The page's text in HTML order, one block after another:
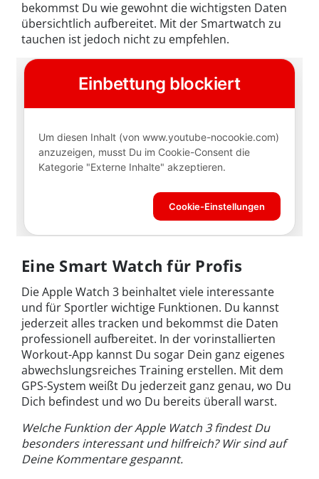
bekommst Du wie gewohnt die wichtigsten Daten
übersichtlich aufbereitet. Mit der Smartwatch zu
tauchen ist jedoch nicht zu empfehlen.
Eine Smart Watch für Profis
Die Apple Watch 3 beinhaltet viele interessante
und für Sportler wichtige Funktionen. Du kannst
jederzeit alles tracken und bekommst die Daten
professionell aufbereitet. In der vorinstallierten
Workout-App kannst Du sogar Dein ganz eigenes
abwechslungsreiches Training erstellen. Mit dem
GPS-System weißt Du jederzeit ganz genau, wo Du
Dich befindest und wo Du bereits überall warst.
Welche Funktion der Apple Watch 3 findest Du
besonders interessant und hilfreich? Wir sind auf
Deine Kommentare gespannt.